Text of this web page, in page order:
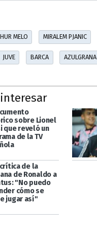
MELO MIRALEM PJANIC
JUVE BARCA AZULGRANA
sobre Lionel
que reveló un
de la TV
de la
de Ronaldo a
"No puedo
cómo se
jugar así"